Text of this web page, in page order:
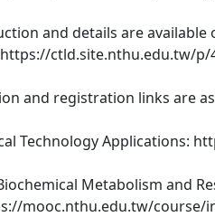
and details are
ctld.site.nthu.edu.tw/p/
and registration links are
Technology Applications:
Metabolism and
mooc.nthu.edu.tw/course/